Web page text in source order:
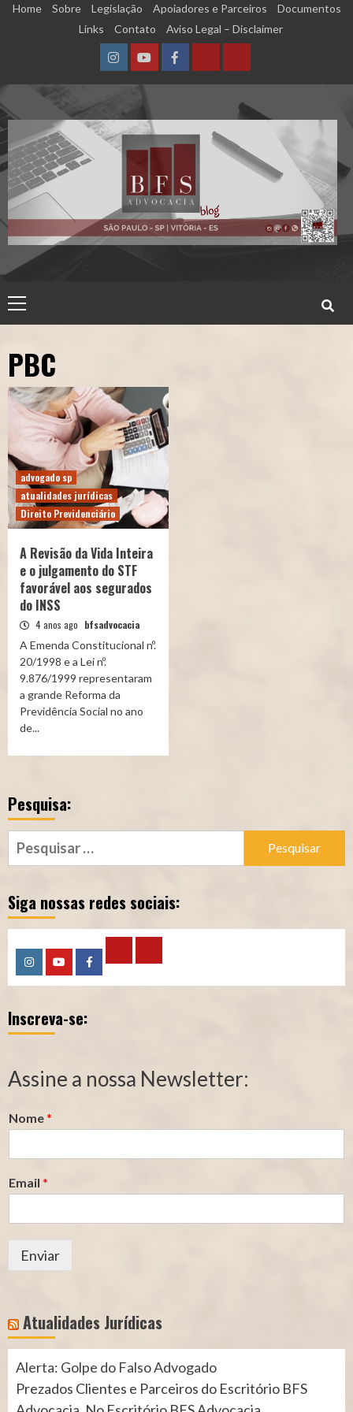
SkipHome Sobre Legislação Apoiadores e Parceiros
Documentos
Links
Contato Aviso Legal – Disclaimer
InstagramYouTubeFacebookCalculadora
Qualidade
de
Segurado
(INSS)
Calculadora
Tempo
de
Contribuição
Menu
PBC
advogado sp
atualidades jurídicas
Direito Previdenciário
A Revisão da Vida Inteira
e o julgamento do STF
favorável aos segurados
do INSS
4 anos ago bfsadvocacia
A Emenda Constitucional nº.
20/1998 e a Lei nº.
9.876/1999 representaram
a grande Reforma da
Previdência Social no ano
de...
Pesquisa:
Pesquisar
por:
Siga nossas redes sociais:
InstagramYouTubeFacebook
Calculadora
–
Segurado
Calculadora
–
Contribuição
Inscreva-se:
Assine a nossa Newsletter:
Nome*
Email *
Enviar
Atualidades Jurídicas
Alerta: Golpe do Falso Advogado
Prezados Clientes e Parceiros do Escritório BFS